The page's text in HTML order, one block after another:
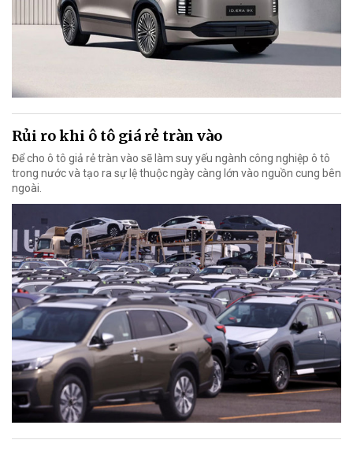
Rủi ro khi ô tô giá rẻ tràn vào
Để cho ô tô giả rẻ tràn vào sẽ làm suy yếu ngành công nghiệp ô tô
trong nước và tạo ra sự lệ thuộc ngày càng lớn vào nguồn cung bên
ngoài.